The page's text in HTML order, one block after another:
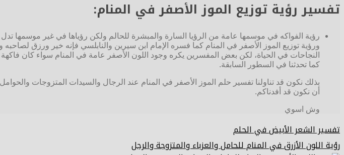
تفسير رؤية توزيع الموز الأصفر في المنام:
رؤية الفواكه في موسمها عامة من الرؤيا السارة والمبشرة للحالم ولكن رؤياها في غير موسمها
ورؤية توزيع الموز الأصفر في المنام كما فسره الإمام ابن سيرين والنابلسي فإنه خير ورزق
النجاحات في الحياة، لكن بعض المفسرين يكره وجود اللون الأصفر عامة في المنام سواء كان
كما تحدثنا في السطور السابقة.
بذلك نكون قد تناولنا تفسير حلم الموز الأصفر في المنام عند الرجال والسيدات المتزوجات
أن نكون قد أفدناكم.
وش اسوي
تفسير الشعر الأبيض في الحلم
رؤية اللون الأزرق في المنام للحامل والعزباء والمتزوجة والرجل